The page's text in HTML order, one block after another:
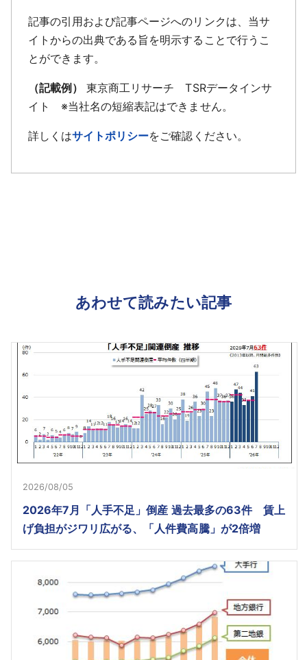
記事の引用および記事ページへのリンクは、当サ
イトからの出典である旨を明示することで行うこ
とができます。
（記載例）
東京商工リサーチ TSRデータインサ
イト ※当社名の短縮表記はできません。
詳しくはサイトポリシーをご確認ください。
あわせて読みたい記事
2026/08/05
2026年7月「人手不足」倒産 過去最多の63件 賃上
げ負担がジワリ広がる、「人件費高騰」が2倍増